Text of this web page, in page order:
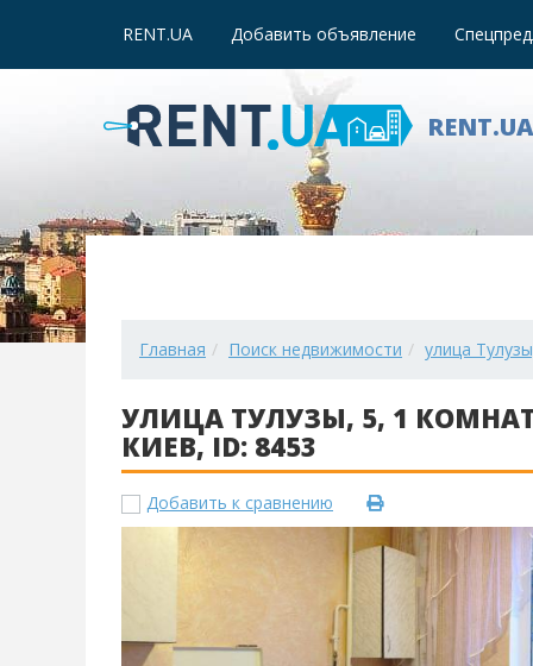
RENT.UA Добавить объявление
Главная Поиск недвижимости улица
УЛИЦА ТУЛУЗЫ, 5, 1
КИЕВ, ID: 8453
Добавить к сравнению